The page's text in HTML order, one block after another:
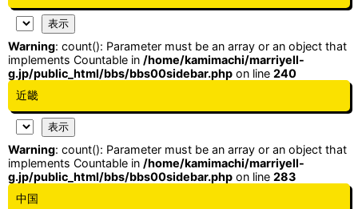
Warning: count(): Parameter must be an array or an object that
implements Countable in /home/kamimachi/marriyell-
g.jp/public_html/bbs/bbs00sidebar.php on line 240
近畿
Warning: count(): Parameter must be an array or an object that
implements Countable in /home/kamimachi/marriyell-
g.jp/public_html/bbs/bbs00sidebar.php on line 283
中国